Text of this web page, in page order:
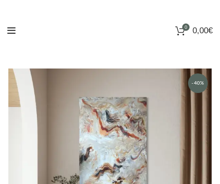
0 0,00€
-40%